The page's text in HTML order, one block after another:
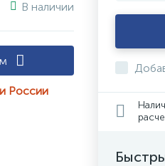
В наличии
России